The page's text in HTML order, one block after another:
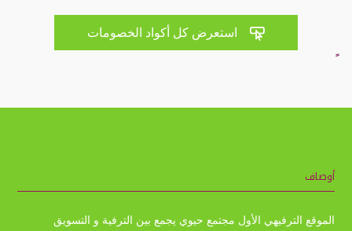
 استعرض كل أكواد الخصومات
أوصاف
الموقع الترفيهي الأول مجتمع حيوي يجمع بين الترفية و التسويق